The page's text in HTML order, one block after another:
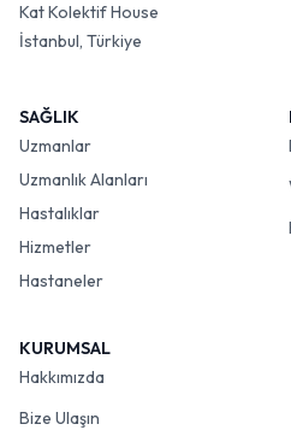
Kat Kolektif House
İstanbul, Türkiye
SAĞLIK
Uzmanlar
Uzmanlık Alanları
Hastalıklar
Hizmetler
Hastaneler
KURUMSAL
Hakkımızda
Bize Ulaşın